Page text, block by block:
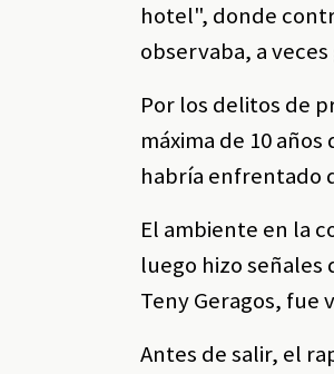
hotel", donde
observaba, a
Por los delitos de
máxima de 10
habría enfrentado
El ambiente en la
luego hizo señales
Teny Geragos, fue
Antes de salir, el